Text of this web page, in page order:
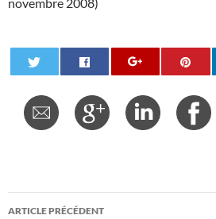
Navigation
ARTICLE PRÉCÉDENT